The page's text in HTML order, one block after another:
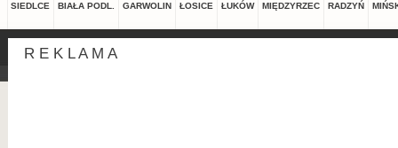
SIEDLCE BIAŁA PODL. GARWOLIN ŁOSICE ŁUKÓW MIĘDZYRZEC RADZYŃ
R E K L A M A